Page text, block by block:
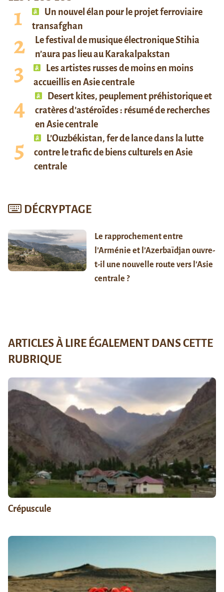
Un nouvel élan pour le projet ferroviaire
transafghan
Le festival de musique électronique Stihia
n’aura pas lieu au Karakalpakstan
Les artistes russes de moins en moins
accueillis en Asie centrale
Desert kites, peuplement préhistorique et
cratères d’astéroïdes : résumé de recherches
en Asie centrale
L’Ouzbékistan, fer de lance dans la lutte
contre le trafic de biens culturels en Asie
centrale
DÉCRYPTAGE
Le rapprochement entre
l’Arménie et l’Azerbaïdjan ouvre-
t-il une nouvelle route vers l’Asie
centrale ?
ARTICLES À LIRE ÉGALEMENT DANS CETTE
RUBRIQUE
Crépuscule